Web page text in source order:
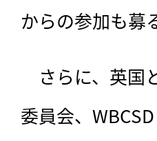
からの参加も募
さらに、英国
委員会、